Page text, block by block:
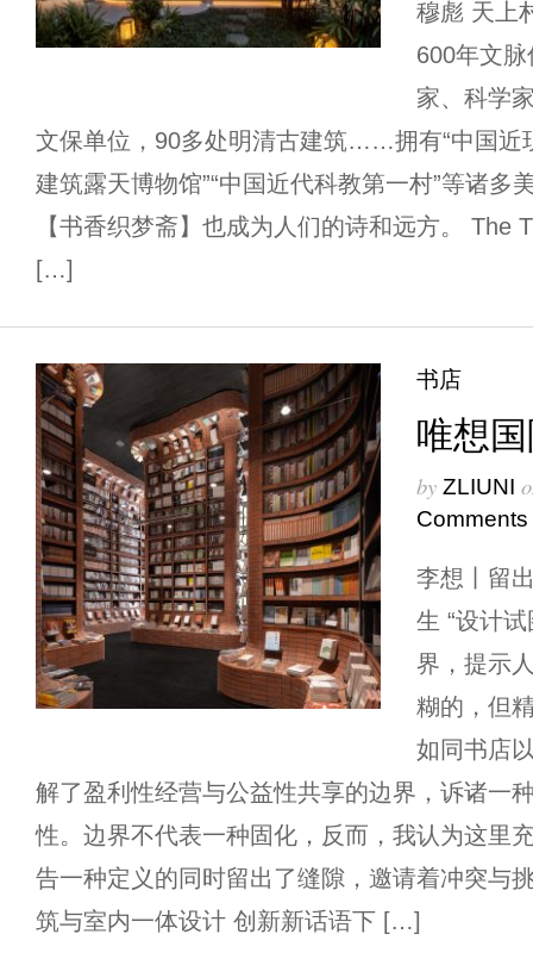
穆彪 天上
600年文
家、科学
文保单位，90多处明清古建筑……拥有“中国近
建筑露天博物馆”“中国近代科教第一村”等诸多
【书香织梦斋】也成为人们的诗和远方。 The
[…]
书店
唯想
by ZLIUNI
Comments
李想丨留
生 “设计
界，提示
糊的，但
如同书店
解了盈利性经营与公益性共享的边界，诉诸一
性。边界不代表一种固化，反而，我认为这里
告一种定义的同时留出了缝隙，邀请着冲突
筑与室内一体设计 创新新话语下 […]